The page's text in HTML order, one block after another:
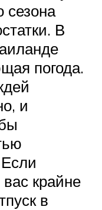
сезона
В
погода.
и
крайне
в